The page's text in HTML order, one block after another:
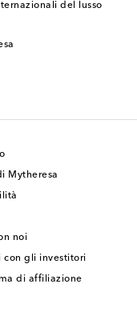
del lusso
Mytheresa
noi
con gli investitori
di affiliazione